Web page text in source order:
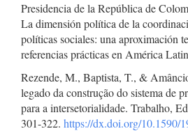
Presidencia de la República de
La dimensión política de la
políticas sociales: una aproximación
referencias prácticas en América
Rezende, M., Baptista, T., &
legado da construção do sistema de
para a intersetorialidade. Trabalho,
301-322. https://dx.doi.org/10.1590/